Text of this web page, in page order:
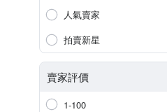
人氣賣家
拍賣新星
賣家評價
1-100